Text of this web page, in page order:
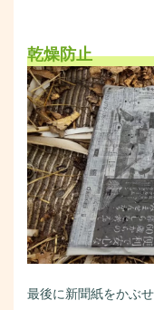
乾燥防止
最後に新聞紙をかぶ